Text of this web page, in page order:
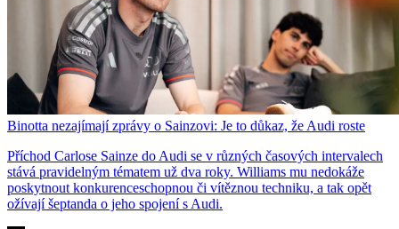
Binotta nezajímají zprávy o Sainzovi: Je to důkaz, že Audi roste
Příchod Carlose Sainze do Audi se v různých časových intervalech
stává pravidelným tématem už dva roky. Williams mu nedokáže
poskytnout konkurenceschopnou či vítěznou techniku, a tak opět
ožívají šeptanda o jeho spojení s Audi.